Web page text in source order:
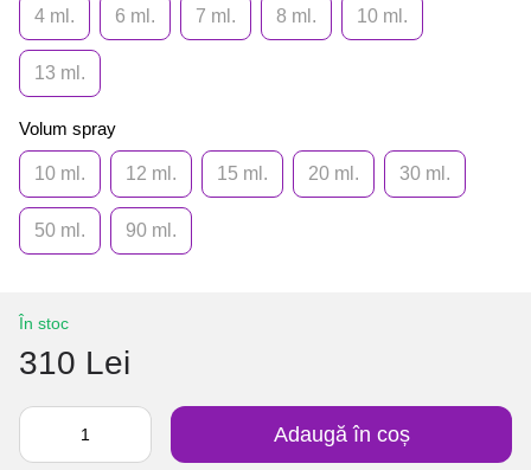
4 ml. 6 ml. 7 ml. 8 ml. 10 ml.
13 ml.
Volum spray
10 ml. 12 ml. 15 ml. 20 ml. 30 ml.
50 ml. 90 ml.
În stoc
310 Lei
Adaugă în coș